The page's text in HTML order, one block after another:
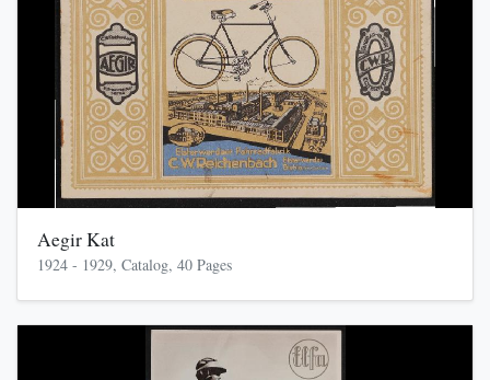
Aegir Kat
1924 - 1929, Catalog, 40 Pages